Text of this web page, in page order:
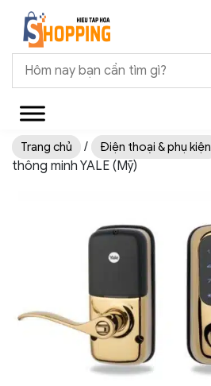
Trang chủ / Điện thoại & phụ kiện
thông minh YALE (Mỹ)